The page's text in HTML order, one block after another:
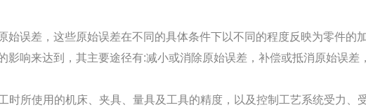
误差，这些原始误差在不同的具体条件下以不同的程度反映为零件的
响来达到，其主要途径有:减小或消除原始误差，补偿或抵消原始误差
所使用的机床、夹具、量具及工具的精度，以及控制工艺系统受力、受